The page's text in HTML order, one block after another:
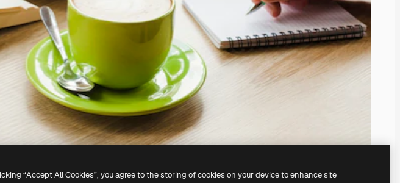
“Accept All Cookies”, you agree to the storing of cookies on your device to enhance site